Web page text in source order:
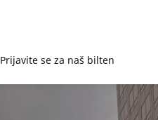
Prijavite se za naš bilten